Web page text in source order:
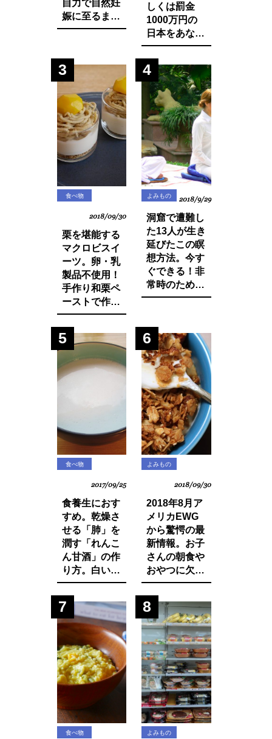
自力で自然妊
娠に至るまで
に実践した生
物の改善・身
体の変化につ
いてお話しし
ます。
しくは罰金
1000万円の
日本をあなた
は想像できま
すか？今まで
登録品種のみ
禁止されてい
た種採りや脇
芽挿しが原則
禁止の方向
に・・？
3
食べ物
2018/09/30
栗を堪能する
マクロビスイ
ーツ。卵・乳
製品不使用！
手作り和栗ペ
ーストで作る
モンブランパ
フェの作り方
4
よみもの 2018/9/29
洞窟で遭難し
た13人が生き
延びたこの瞑
想方法。今す
ぐできる！非
常時のために
知っておきた
マネージ。
5
食べ物
2017/09/25
食養生におす
すめ。乾燥さ
せる「肺」を
潤す「れんこ
ん甘酒」の作
り方。白い食
材でカラダを
養おう。
6
よみもの
2018/09/30
2018年8月ア
メリカEWG
から驚愕の最
新情報。お子
さんの朝食や
おやつに欠か
せないシリア
ルから大量の
発がん性物質
グリホサート
が検出！
7
食べ物
8
よみもの